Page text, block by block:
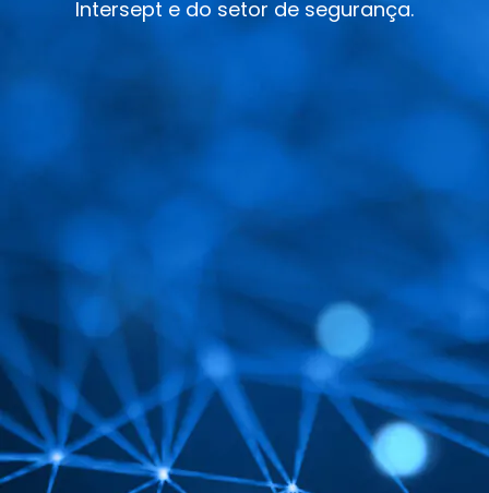
Intersept e do setor de segurança.